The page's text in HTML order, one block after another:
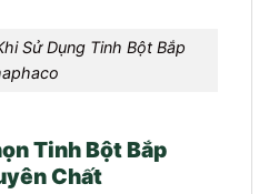
Sử Dụng Tinh Bột Bắp
Tinh Bột Bắp
Chất